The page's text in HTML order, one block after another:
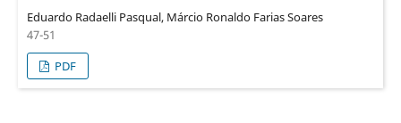
Eduardo Radaelli Pasqual, Márcio Ronaldo Farias Soares
47-51
PDF